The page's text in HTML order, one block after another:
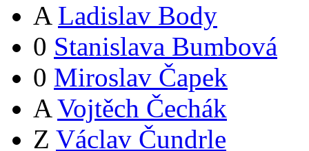
A Ladislav Body
0 Stanislava Bumbová
0 Miroslav Čapek
A Vojtěch Čechák
Z Václav Čundrle